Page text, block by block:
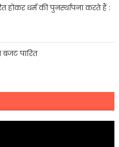
धर्म की पुनर्स्थापना करते हैं :
पारित